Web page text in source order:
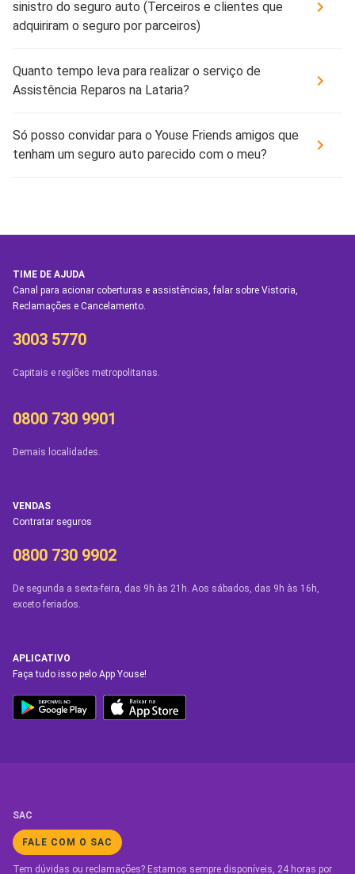
sinistro do seguro auto (Terceiros e clientes que
adquiriram o seguro por parceiros)
Quanto tempo leva para realizar o serviço de
Assistência Reparos na Lataria?
Só posso convidar para o Youse Friends amigos que
tenham um seguro auto parecido com o meu?
TIME DE AJUDA
Canal para acionar coberturas e assistências, falar sobre Vistoria,
Reclamações e Cancelamento.
3003 5770
Capitais e regiões metropolitanas.
0800 730 9901
Demais localidades.
VENDAS
Contratar seguros
0800 730 9902
De segunda a sexta-feira, das 9h às 21h. Aos sábados, das 9h às 16h,
exceto feriados.
APLICATIVO
Faça tudo isso pelo App Youse!
SAC
FALE COM O SAC
Tem dúvidas ou reclamações? Estamos sempre disponíveis, 24 horas por